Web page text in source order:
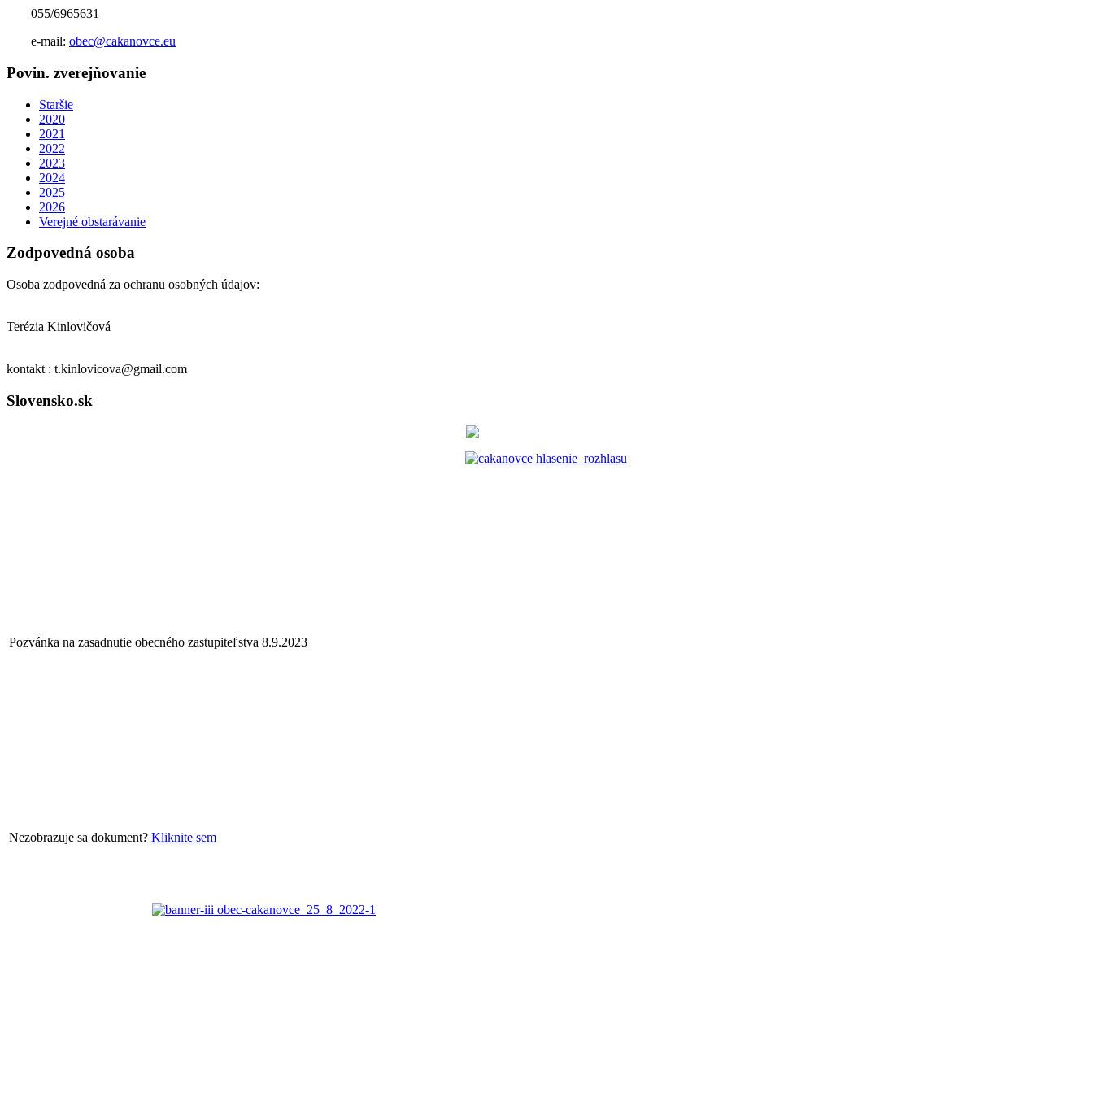
055/6965631
e-mail: obec@cakanovce.eu
Povin. zverejňovanie
Staršie
2020
2021
2022
2023
2024
2025
2026
Verejné obstarávanie
Zodpovedná osoba
Osoba zodpovedná za ochranu osobných údajov:
Terézia Kinlovičová
kontakt : t.kinlovicova@gmail.com
Slovensko.sk
Pozvánka na zasadnutie obecného zastupiteľstva 8.9.2023
Nezobrazuje sa dokument? Kliknite sem